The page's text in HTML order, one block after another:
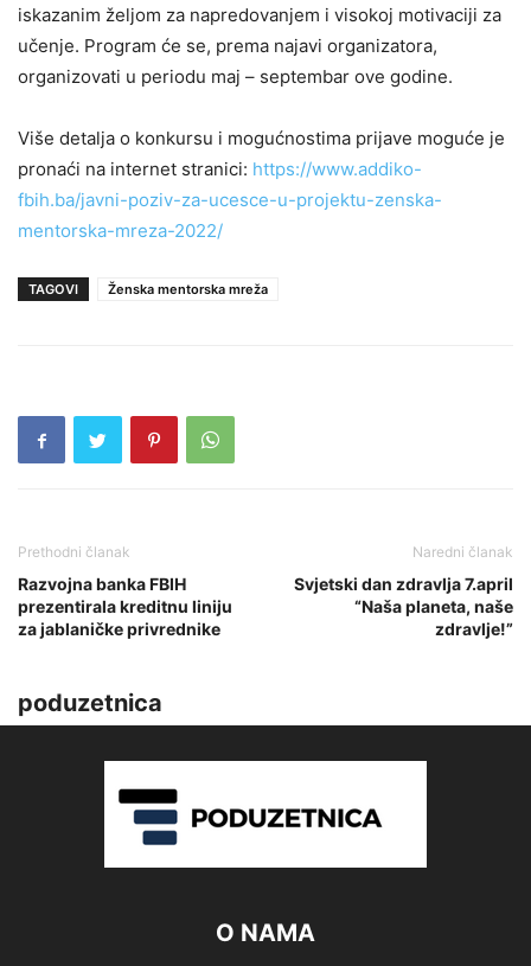
iskazanim željom za napredovanjem i visokoj motivaciji za
učenje. Program će se, prema najavi organizatora,
organizovati u periodu maj – septembar ove godine.
Više detalja o konkursu i mogućnostima prijave moguće je
pronaći na internet stranici: https://www.addiko-
fbih.ba/javni-poziv-za-ucesce-u-projektu-zenska-
mentorska-mreza-2022/
TAGOVI Ženska mentorska mreža
Prethodni članak
Razvojna banka FBIH
prezentirala kreditnu liniju
za jablaničke privrednike
Naredni članak
Svjetski dan zdravlja 7.april
“Naša planeta, naše
zdravlje!”
poduzetnica
O NAMA